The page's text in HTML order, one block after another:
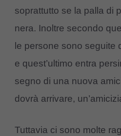
soprattutto se la palla di
nera. Inoltre secondo
le persone sono seguite
e quest’ultimo entra
segno di una nuova
dovrà arrivare,
Tuttavia ci sono molte